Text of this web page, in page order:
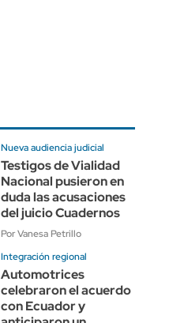
Nueva audiencia judicial
Testigos de Vialidad
Nacional pusieron en
duda las acusaciones
del juicio Cuadernos
Por Vanesa Petrillo
Integración regional
Automotrices
celebraron el acuerdo
con Ecuador y